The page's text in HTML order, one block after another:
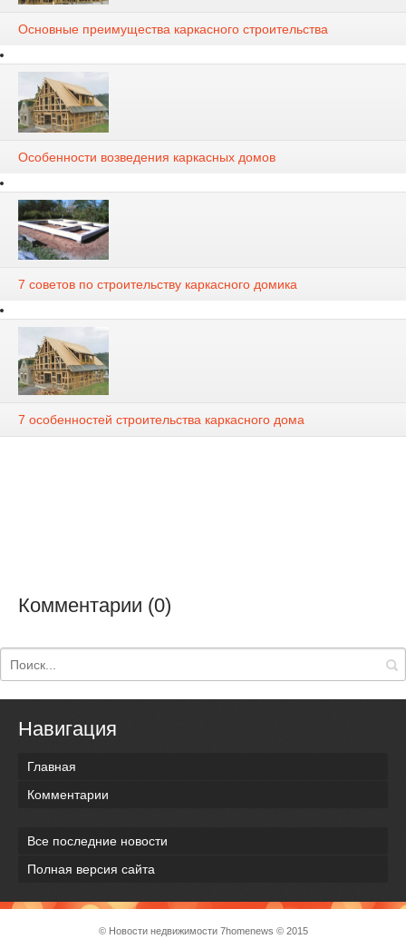
Основные преимущества каркасного строительства
Особенности возведения каркасных домов
7 советов по строительству каркасного домика
7 особенностей строительства каркасного дома
Комментарии (0)
Навигация
Главная
Комментарии
Все последние новости
Полная версия сайта
© Новости недвижимости 7homenews © 2015